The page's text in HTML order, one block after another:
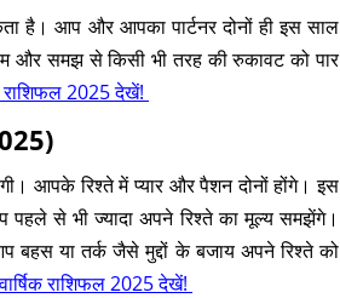
है। आप और आपका पार्टनर दोनों ही इस साल
समझ से किसी भी तरह की रुकावट को पार
राशिफल 2025 देखें!
आपके रिश्ते में प्यार और पैशन दोनों होंगे। इस
से भी ज्यादा अपने रिश्ते का मूल्य समझेंगे।
या तर्क जैसे मुद्दों के बजाय अपने रिश्ते को
राशिफल 2025 देखें!